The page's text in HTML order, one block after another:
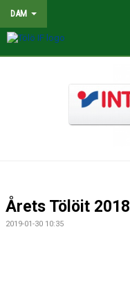
DAM
BILDGALLERI
Årets Tölöit 2018
2019-01-30 10:35